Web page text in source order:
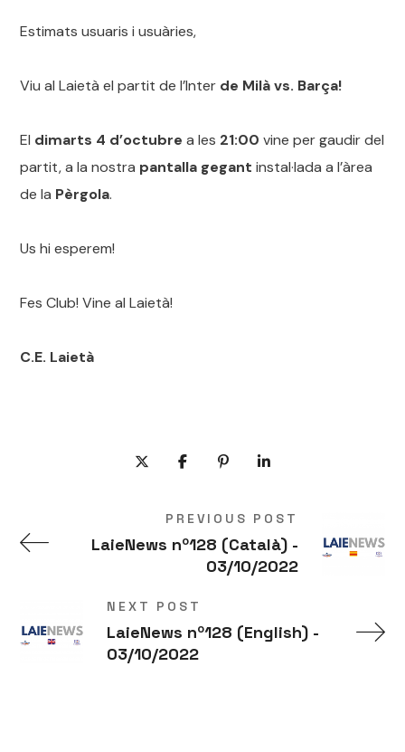
Estimats usuaris i usuàries,
Viu al Laietà elpartit de l’Inter de Milà vs. Barça!
El dimarts 4 d’octubrea les 21:00 vine per gaudirdel
partit, a la nostra pantalla gegant instal·lada a l’àrea
de la Pèrgola.
Us hi esperem!
Fes Club! Vine al Laietà!
C.E. Laietà
PREVIOUS POST
LaieNews nº128 (Català) -
03/10/2022
NEXT POST
LaieNews nº128 (English) -
03/10/2022